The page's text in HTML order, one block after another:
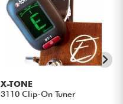
X-TONE
3110 Clip-On Tuner